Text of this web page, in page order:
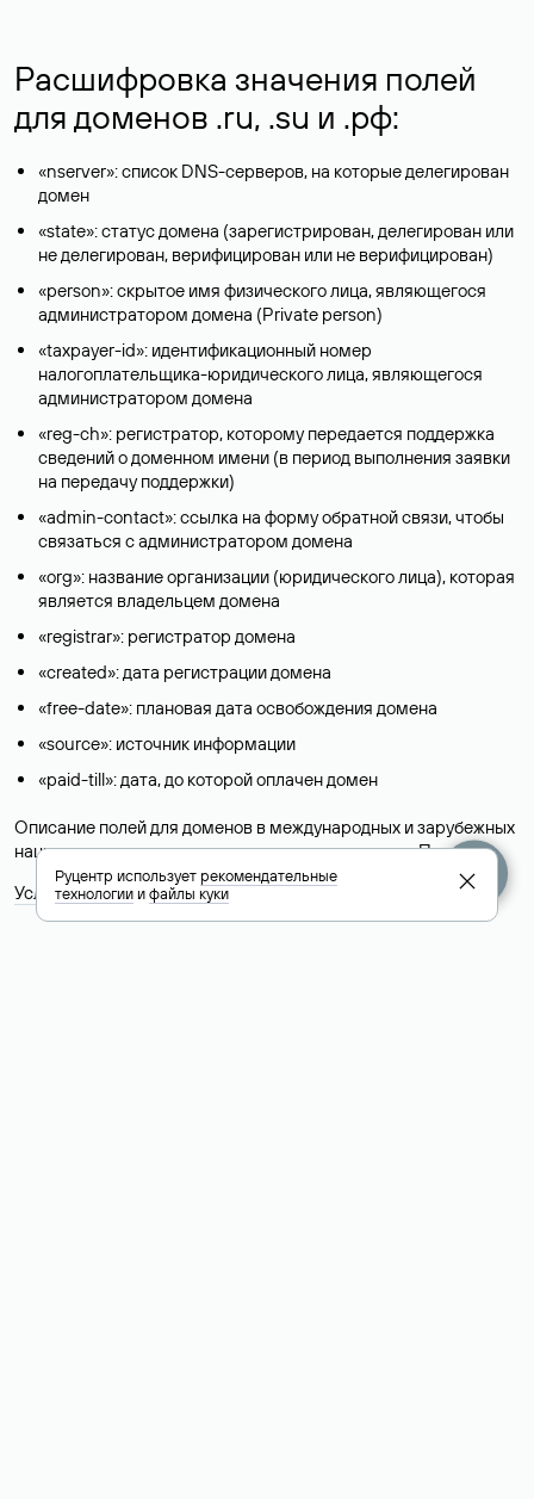
Расшифровка значения полей
для доменов .ru, .su и .рф:
«nserver»: список DNS-серверов, на которые делегирован
домен
«state»: статус домена (зарегистрирован, делегирован или
не делегирован, верифицирован или не верифицирован)
«person»: скрытое имя физического лица, являющегося
администратором домена (Privatе person)
«taxpayer-id»: идентификационный номер
налогоплательщика-юридического лица, являющегося
администратором домена
«reg-ch»: регистратор, которому передается поддержка
сведений о доменном имени (в период выполнения заявки
на передачу поддержки)
«admin-contact»: ссылка на форму обратной связи, чтобы
связаться с администратором домена
«org»: название организации (юридического лица), которая
является владельцем домена
«registrar»: регистратор домена
«created»: дата регистрации домена
«free-date»: плановая дата освобождения домена
«source»: источник информации
«paid-till»: дата, до которой оплачен домен
Описание полей для доменов в международных и зарубежных
национальных доменах представлены в разделе «Помощь».
Условия использования Whois-сервиса
Руцентр используетрекомендательные
технологииифайлы куки